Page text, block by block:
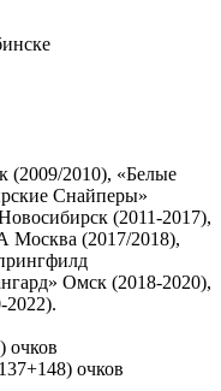
(2009/2010), «Белые
Снайперы»
(2011-2017),
Москва (2017/2018),
Омск (2018-2020),
2022).
очков
очков